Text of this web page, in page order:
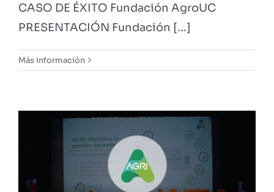
CASO DE ÉXITO Fundación AgroUC
PRESENTACIÓN Fundación [...]
Más información